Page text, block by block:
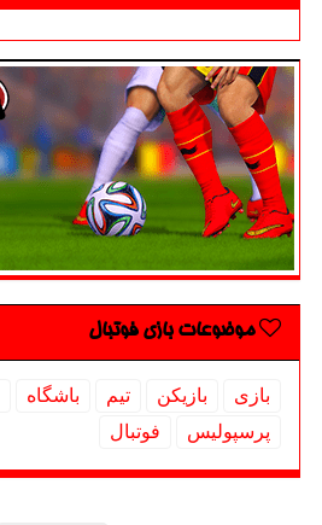
موضوعات بازی فوتبال
بازی بازیكن تیم باشگاه
پرسپولیس
فوتبال